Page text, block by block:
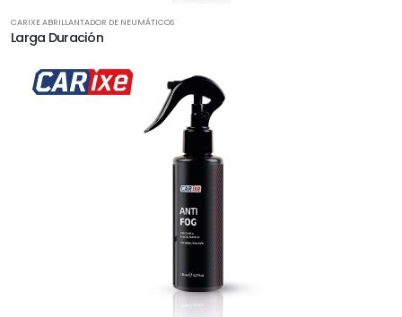
CARIXE ABRILLANTADOR DE NEUMÁTICOS
Larga Duración